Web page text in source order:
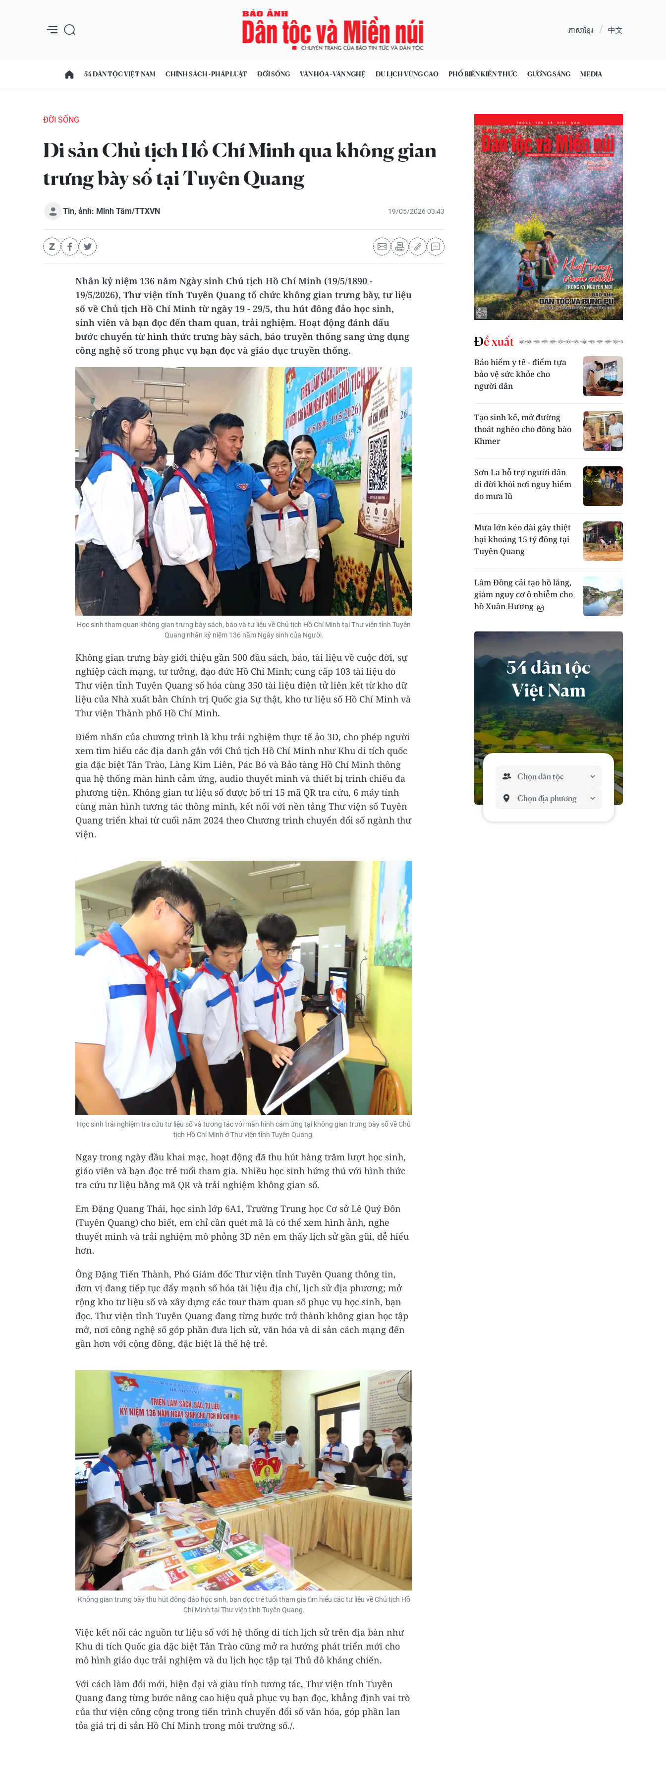
ភាសាខ្មែរ 中文
54 DÂN TỘC VIỆT NAM CHÍNH SÁCH - PHÁP LUẬT ĐỜI SỐNG VĂN HÓA - VĂN NGHỆ DU LỊCH VÙNG CAO PHỔ BIẾN KIẾN THỨC GƯƠNG SÁNG MEDIA
ĐỜI SỐNG
Di sản Chủ tịch Hồ Chí Minh qua không gian
trưng bày số tại Tuyên Quang
Tin, ảnh: Minh Tâm/TTXVN 19/05/2026 03:43
Nhân kỷ niệm 136 năm Ngày sinh Chủ tịch Hồ Chí Minh (19/5/1890 -
19/5/2026), Thư viện tỉnh Tuyên Quang tổ chức không gian trưng bày, tư liệu
số về Chủ tịch Hồ Chí Minh từ ngày 19 - 29/5, thu hút đông đảo học sinh,
sinh viên và bạn đọc đến tham quan, trải nghiệm. Hoạt động đánh dấu
bước chuyển từ hình thức trưng bày sách, báo truyền thống sang ứng dụng
công nghệ số trong phục vụ bạn đọc và giáo dục truyền thống.
Học sinh tham quan không gian trưng bày sách, báo và tư liệu về Chủ tịch Hồ Chí Minh tại Thư viện tỉnh Tuyên
Quang nhân kỷ niệm 136 năm Ngày sinh của Người.
Không gian trưng bày giới thiệu gần 500 đầu sách, báo, tài liệu về cuộc đời, sự
nghiệp cách mạng, tư tưởng, đạo đức Hồ Chí Minh; cung cấp 103 tài liệu do
Thư viện tỉnh Tuyên Quang số hóa cùng 350 tài liệu điện tử liên kết từ kho dữ
liệu của Nhà xuất bản Chính trị Quốc gia Sự thật, kho tư liệu số Hồ Chí Minh và
Thư viện Thành phố Hồ Chí Minh.
Điểm nhấn của chương trình là khu trải nghiệm thực tế ảo 3D, cho phép người
xem tìm hiểu các địa danh gắn với Chủ tịch Hồ Chí Minh như Khu di tích quốc
gia đặc biệt Tân Trào, Làng Kim Liên, Pác Bó và Bảo tàng Hồ Chí Minh thông
qua hệ thống màn hình cảm ứng, audio thuyết minh và thiết bị trình chiếu đa
phương tiện. Không gian tư liệu số được bố trí 15 mã QR tra cứu, 6 máy tính
cùng màn hình tương tác thông minh, kết nối với nền tảng Thư viện số Tuyên
Quang triển khai từ cuối năm 2024 theo Chương trình chuyển đổi số ngành thư
viện.
Học sinh trải nghiệm tra cứu tư liệu số và tương tác với màn hình cảm ứng tại không gian trưng bày số về Chủ
tịch Hồ Chí Minh ở Thư viện tỉnh Tuyên Quang.
Ngay trong ngày đầu khai mạc, hoạt động đã thu hút hàng trăm lượt học sinh,
giáo viên và bạn đọc trẻ tuổi tham gia. Nhiều học sinh hứng thú với hình thức
tra cứu tư liệu bằng mã QR và trải nghiệm không gian số.
Em Đặng Quang Thái, học sinh lớp 6A1, Trường Trung học Cơ sở Lê Quý Đôn
(Tuyên Quang) cho biết, em chỉ cần quét mã là có thể xem hình ảnh, nghe
thuyết minh và trải nghiệm mô phỏng 3D nên em thấy lịch sử gần gũi, dễ hiểu
hơn.
Ông Đặng Tiến Thành, Phó Giám đốc Thư viện tỉnh Tuyên Quang thông tin,
đơn vị đang tiếp tục đẩy mạnh số hóa tài liệu địa chí, lịch sử địa phương; mở
rộng kho tư liệu số và xây dựng các tour tham quan số phục vụ học sinh, bạn
đọc. Thư viện tỉnh Tuyên Quang đang từng bước trở thành không gian học tập
mở, nơi công nghệ số góp phần đưa lịch sử, văn hóa và di sản cách mạng đến
gần hơn với cộng đồng, đặc biệt là thế hệ trẻ.
Không gian trưng bày thu hút đông đảo học sinh, bạn đọc trẻ tuổi tham gia tìm hiểu các tư liệu về Chủ tịch Hồ
Chí Minh tại Thư viện tỉnh Tuyên Quang.
Việc kết nối các nguồn tư liệu số với hệ thống di tích lịch sử trên địa bàn như
Khu di tích Quốc gia đặc biệt Tân Trào cũng mở ra hướng phát triển mới cho
mô hình giáo dục trải nghiệm và du lịch học tập tại Thủ đô kháng chiến.
Với cách làm đổi mới, hiện đại và giàu tính tương tác, Thư viện tỉnh Tuyên
Quang đang từng bước nâng cao hiệu quả phục vụ bạn đọc, khẳng định vai trò
của thư viện công cộng trong tiến trình chuyển đổi số văn hóa, góp phần lan
tỏa giá trị di sản Hồ Chí Minh trong môi trường số./.
Đề xuất
Bảo hiểm y tế - điểm tựa
bảo vệ sức khỏe cho
người dân
Tạo sinh kế, mở đường
thoát nghèo cho đồng bào
Khmer
Sơn La hỗ trợ người dân
di dời khỏi nơi nguy hiểm
do mưa lũ
Mưa lớn kéo dài gây thiệt
hại khoảng 15 tỷ đồng tại
Tuyên Quang
Lâm Đồng cải tạo hồ lắng,
giảm nguy cơ ô nhiễm cho
hồ Xuân Hương
54 dân tộc
Việt Nam